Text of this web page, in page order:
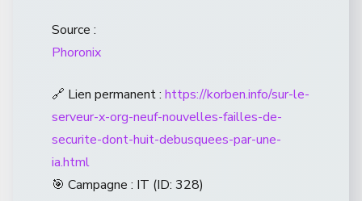
Source :
Phoronix
🔗 Lien permanent : https://korben.info/sur-le-
serveur-x-org-neuf-nouvelles-failles-de-
securite-dont-huit-debusquees-par-une-
ia.html
🎯 Campagne : IT (ID: 328)